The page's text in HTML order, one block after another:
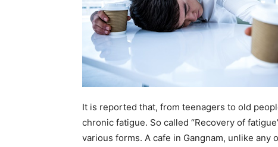
It is reported that, from teenagers to old
chronic fatigue. So called “Recovery of
various forms. A cafe in Gangnam, unlike